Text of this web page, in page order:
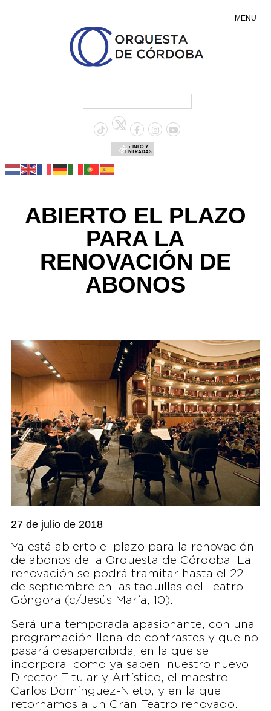
+ INFO Y
ENTRADAS
ABIERTO EL PLAZO
PARA LA
RENOVACIÓN DE
ABONOS
27 de julio de 2018
Ya está abierto el plazo para la renovación
de abonos de la Orquesta de Córdoba. La
renovación se podrá tramitar hasta el 22
de septiembre en las taquillas del Teatro
Góngora (c/Jesús María, 10).
Será una temporada apasionante, con una
programación llena de contrastes y que no
pasará desapercibida, en la que se
incorpora, como ya saben, nuestro nuevo
Director Titular y Artístico, el maestro
Carlos Domínguez-Nieto, y en la que
retornamos a un Gran Teatro renovado.
MENU